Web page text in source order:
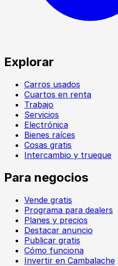
Explorar
Carros usados
Cuartos en renta
Trabajo
Servicios
Electrónica
Bienes raíces
Cosas gratis
Intercambio y trueque
Para negocios
Vende gratis
Programa para dealers
Planes y precios
Destacar anuncio
Publicar gratis
Cómo funciona
Invertir en Cambalache